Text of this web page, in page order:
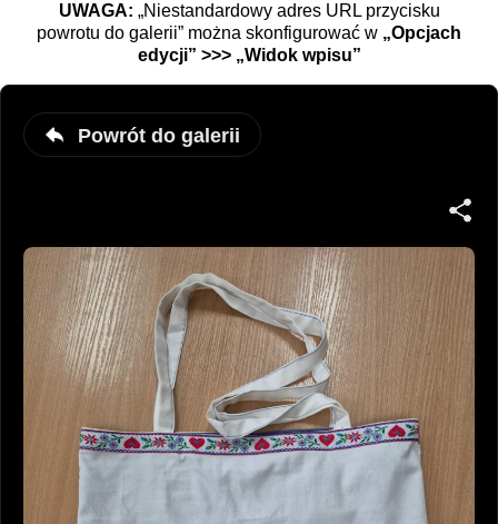
UWAGA: „Niestandardowy adres URL przycisku
powrotu do galerii” można skonfigurować w „Opcjach
edycji” >>> „Widok wpisu”
Powrót do galerii